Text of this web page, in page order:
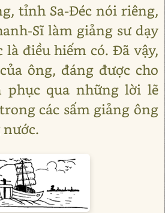
tỉnh Sa-Đéc nói riêng,
Sĩ làm giảng sư dạy
điều hiếm có. Đã vậy,
ông, đáng được cho
phục qua những lời lẽ
các sấm giảng ông